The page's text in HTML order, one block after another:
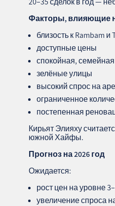
Факторы, влияющие
близость к Rambam и
доступные цены
спокойная,
зелёные улицы
высокий спрос на
ограниченное
постепенная
Кирьят Элияху
южной Хайфы.
Прогноз на 2026 год
Ожидается:
рост цен на уровне
увеличение спроса